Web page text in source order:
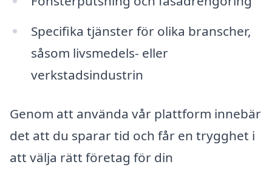
Specifika tjänster för olika branscher,
såsom livsmedels- eller
verkstadsindustrin
Genom att använda vår plattform innebär
det att du sparar tid och får en trygghet i
att välja rätt företag för din